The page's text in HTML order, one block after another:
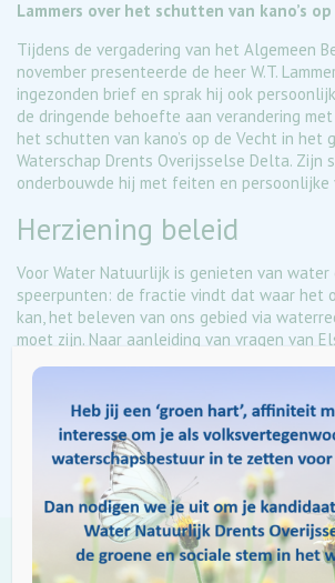
Lammers over het schutten van kano’s
Tijdens de vergadering van het Algemeen
november presenteerde de heer W.T.
ingezonden brief en sprak hij ook
de dringende behoefte aan verandering
het schutten van kano’s op de Vecht in het
Waterschap Drents Overijsselse Delta. Zijn
onderbouwde hij met feiten en persoonlijke
Herziening beleid
Voor Water Natuurlijk is genieten van water
speerpunten: de fractie vindt dat waar het
kan, het beleven van ons gebied via
moet zijn. Naar aanleiding van vragen van
Op de hoogte blijven? Meld je aan